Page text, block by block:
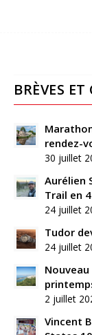
BRÈVES
rendez-
30 juillet
Aurélien
Trail en
24 juillet
Tudor
24 juillet
Nouveau
2 juillet
Vincent